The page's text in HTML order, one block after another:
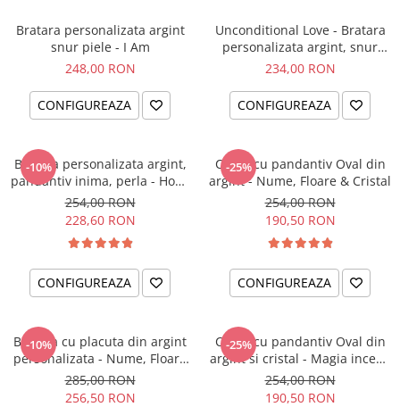
Bratara personalizata argint
snur piele - I Am
248,00 RON
CONFIGUREAZA
Unconditional Love - Bratara
personalizata argint, snur
impletit piele
234,00 RON
CONFIGUREAZA
-10%
Bratara personalizata argint,
pandantiv inima, perla - Hope
& Faith
254,00 RON
228,60 RON
CONFIGUREAZA
-25%
Colier cu pandantiv Oval din
argint - Nume, Floare & Cristal
254,00 RON
190,50 RON
CONFIGUREAZA
-10%
Bratara cu placuta din argint
personalizata - Nume, Floare
& Cristal
285,00 RON
256,50 RON
-25%
Colier cu pandantiv Oval din
argint si cristal - Magia incepe
cu tine
254,00 RON
190,50 RON